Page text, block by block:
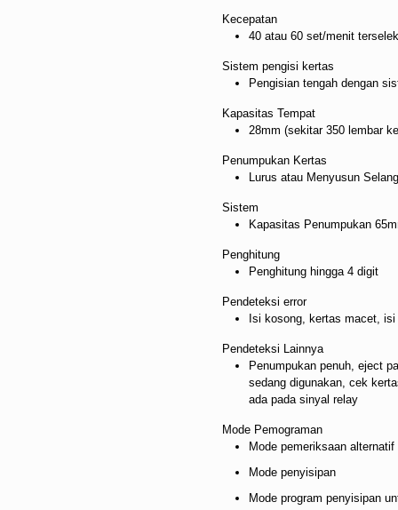
Kecepatan
40 atau 60 set/menit
Sistem pengisi kertas
Pengisian tengah dengan
Kapasitas Tempat
28mm (sekitar 350 lembar
Penumpukan Kertas
Lurus atau Menyusun
Sistem
Kapasitas Penumpukan
Penghitung
Penghitung hingga 4 digit
Pendeteksi error
Isi kosong, kertas macet,
Pendeteksi Lainnya
Penumpukan penuh, eject
sedang digunakan, cek
ada pada sinyal relay
Mode Pemograman
Mode pemeriksaan alternatif
Mode penyisipan
Mode program penyisipan